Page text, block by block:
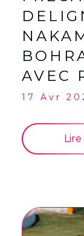
AVEC
17 Avr